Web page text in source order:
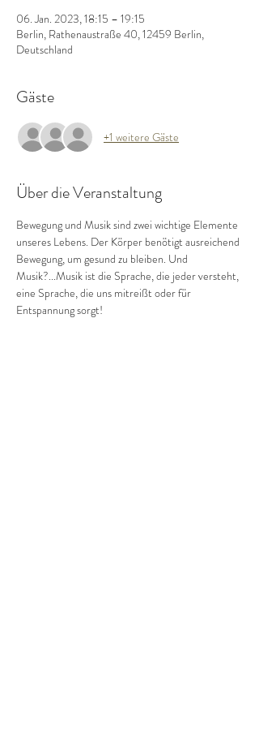
06. Jan. 2023, 18:15 – 19:15
Berlin, Rathenaustraße 40, 12459 Berlin,
Deutschland
Gäste
+1 weitere Gäste
Über die Veranstaltung
Bewegung und Musik sind zwei wichtige Elemente
unseres Lebens. Der Körper benötigt ausreichend
Bewegung, um gesund zu bleiben. Und
Musik?...Musik ist die Sprache, die jeder versteht,
eine Sprache, die uns mitreißt oder für
Entspannung sorgt!